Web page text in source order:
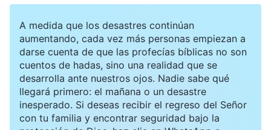
final, aunque tengamos que divorciarnos”. Al
final, le dije: “Si continúas predicando sobre el
Señor Jesús, te escucharé. Aún somos una
familia. Pero si predicas sobre el Relámpago
Oriental, tú seguirás tu propio camino y yo el
A medida que los desastres continúan
aumentando, cada vez más personas empiezan a
darse cuenta de que las profecías bíblicas no son
cuentos de hadas, sino una realidad que se
desarrolla ante nuestros ojos. Nadie sabe qué
llegará primero: el mañana o un desastre
inesperado. Si deseas recibir el regreso del Señor
con tu familia y encontrar seguridad bajo la